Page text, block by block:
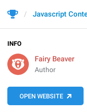
Javascript
INFO
Fairy Beaver
Author
OPEN WEBSITE